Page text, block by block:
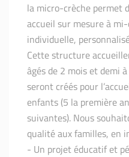
la micro-crèche permet
accueil sur mesure à
individuelle,
Cette structure
âgés de 2 mois et demi
seront créés pour
enfants (5 la première
suivantes). Nous
qualité aux familles, en
- Un projet éducatif et